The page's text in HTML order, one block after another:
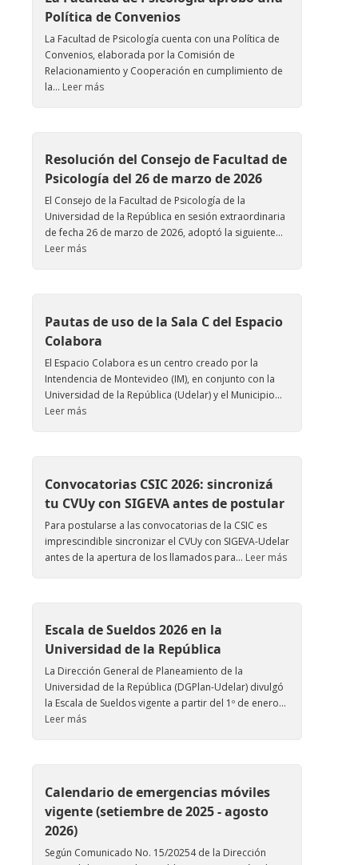
Política de Convenios
La Facultad de Psicología cuenta con una Política de
Convenios, elaborada por la Comisión de
Relacionamiento y Cooperación en cumplimiento de
la... Leer más
Resolución del Consejo de Facultad de
Psicología del 26 de marzo de 2026
El Consejo de la Facultad de Psicología de la
Universidad de la República en sesión extraordinaria
de fecha 26 de marzo de 2026, adoptó la siguiente...
Leer más
Pautas de uso de la Sala C del Espacio
Colabora
El Espacio Colabora es un centro creado por la
Intendencia de Montevideo (IM), en conjunto con la
Universidad de la República (Udelar) y el Municipio...
Leer más
Convocatorias CSIC 2026: sincronizá
tu CVUy con SIGEVA antes de postular
Para postularse a las convocatorias de la CSIC es
imprescindible sincronizar el CVUy con SIGEVA-Udelar
antes de la apertura de los llamados para... Leer más
Escala de Sueldos 2026 en la
Universidad de la República
La Dirección General de Planeamiento de la
Universidad de la República (DGPlan-Udelar) divulgó
la Escala de Sueldos vigente a partir del 1º de enero...
Leer más
Calendario de emergencias móviles
vigente (setiembre de 2025 - agosto
2026)
Según Comunicado No. 15/20254 de la Dirección